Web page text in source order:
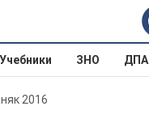
Учебники ЗНО ДПА
2016